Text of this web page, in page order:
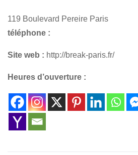
119 Boulevard Pereire Paris
téléphone :
Site web : http://break-paris.fr/
Heures d’ouverture :